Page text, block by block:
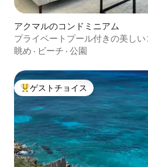
アクマルのコンドミニアム
プライベートプール付きの美し
とゴルフ場の近く
眺め · ビーチ · 公園
大好評のゲストチョイスです。
ゲストチョイス